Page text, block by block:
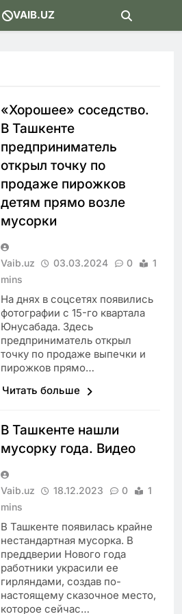
VAIB.UZ
«Хорошее» соседство.
В Ташкенте
предприниматель
открыл точку по
продаже пирожков
детям прямо возле
мусорки
Vaib.uz 03.03.2024 0
1
mins
На днях в соцсетях появились
фотографии с 15-го квартала
Юнусабада. Здесь
предприниматель открыл
точку по продаже выпечки и
пирожков прямо…
Читать больше
В Ташкенте нашли
мусорку года. Видео
Vaib.uz 18.12.2023 0
1
mins
В Ташкенте появилась крайне
нестандартная мусорка. В
преддверии Нового года
работники украсили ее
гирляндами, создав по-
настоящему сказочное место,
которое сейчас…